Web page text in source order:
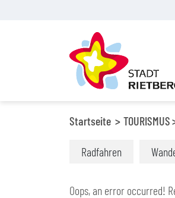
Startseite TOURISMUS
Radfahren
Oops, an error occurred!